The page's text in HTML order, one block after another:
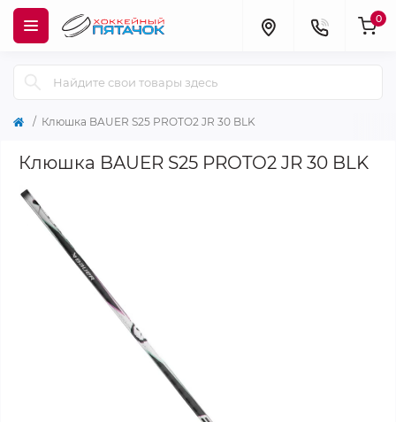
0
Клюшка BAUER S25 PROTO2 JR 30 BLK
Клюшка BAUER S25 PROTO2 JR 30 BLK